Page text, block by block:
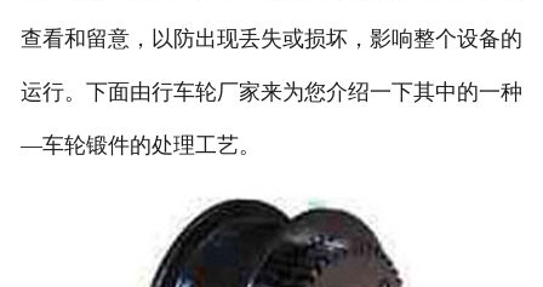
合作客户
联系我们
查看和留意，以防出现丢失或损坏，影响整个设备的
运行。下面由行车轮厂家来为您介绍一下其中的一种
—车轮锻件的处理工艺。